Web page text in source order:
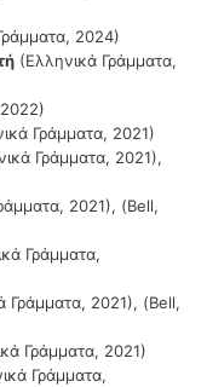
2024)
(Ελληνικά Γράμματα,
Γράμματα, 2021)
Γράμματα, 2021),
2021), (Bell,
Γράμματα,
Γράμματα, 2021), (Bell,
Γράμματα, 2021)
Γράμματα,